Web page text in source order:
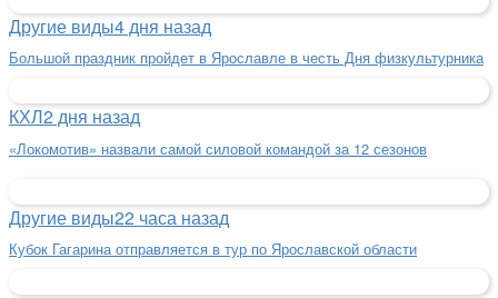
Другие виды4 дня назад
Большой праздник пройдет в Ярославле в честь Дня физкультурника
КХЛ2 дня назад
«Локомотив» назвали самой силовой командой за 12 сезонов
Другие виды22 часа назад
Кубок Гагарина отправляется в тур по Ярославской области